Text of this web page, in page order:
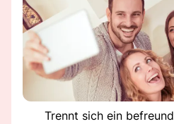
Trennt sich ein